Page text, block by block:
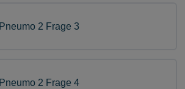
2 Frage 3
2 Frage 4